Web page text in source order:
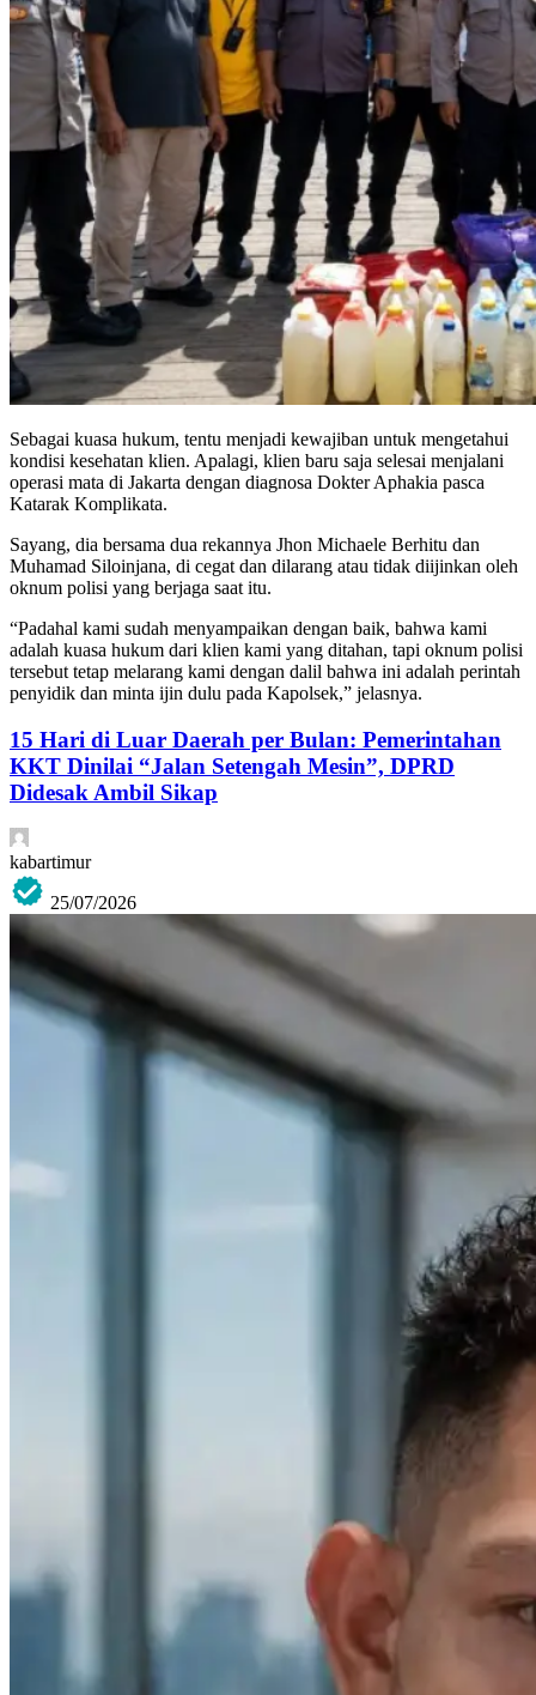
Sebagai kuasa hukum, tentu menjadi kewajiban untuk mengetahui
kondisi kesehatan klien. Apalagi, klien baru saja selesai menjalani
operasi mata di Jakarta dengan diagnosa Dokter Aphakia pasca
Katarak Komplikata.
Sayang, dia bersama dua rekannya Jhon Michaele Berhitu dan
Muhamad Siloinjana, di cegat dan dilarang atau tidak diijinkan oleh
oknum polisi yang berjaga saat itu.
“Padahal kami sudah menyampaikan dengan baik, bahwa kami
adalah kuasa hukum dari klien kami yang ditahan, tapi oknum polisi
tersebut tetap melarang kami dengan dalil bahwa ini adalah perintah
penyidik dan minta ijin dulu pada Kapolsek,” jelasnya.
15 Hari di Luar Daerah per Bulan: Pemerintahan
KKT Dinilai “Jalan Setengah Mesin”, DPRD
Didesak Ambil Sikap
kabartimur
25/07/2026